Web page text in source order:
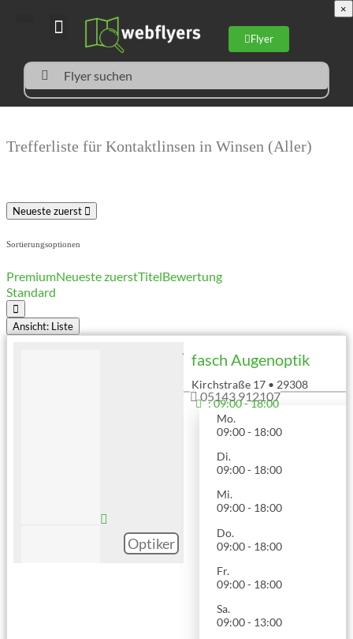
Flyer
Flyer suchen
Trefferliste für Kontaktlinsen in Winsen (Aller)
Neueste zuerst
Sortierungsoptionen
PremiumNeueste zuerstTitelBewertung
Standard
Ansicht: Liste
Optiker
fasch Augenoptik
Kirchstraße 17 • 29308
Winsen (Aller)
05143 912107
:09:00 - 18:00
Mo.
09:00 - 18:00
Di.
09:00 - 18:00
Mi.
09:00 - 18:00
Do.
09:00 - 18:00
Fr.
09:00 - 18:00
Sa.
09:00 - 13:00
×